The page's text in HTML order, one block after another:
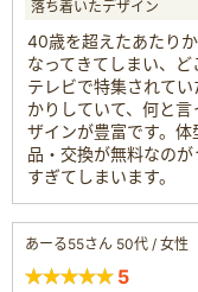
落ち着いたデザイン
40歳を超えたあたり
なってきてしまい、ど
テレビで特集されて
かりしていて、何と
ザインが豊富です。
品・交換が無料なの
すぎてしまいます。
あーる55さん 50代 / 女性
5